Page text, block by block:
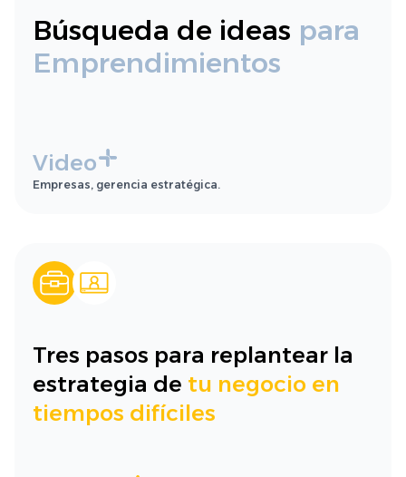
Búsqueda de ideas para
Emprendimientos
Video
Empresas, gerencia estratégica.
Tres pasos para replantear la
estrategia de tu negocio en
tiempos difíciles